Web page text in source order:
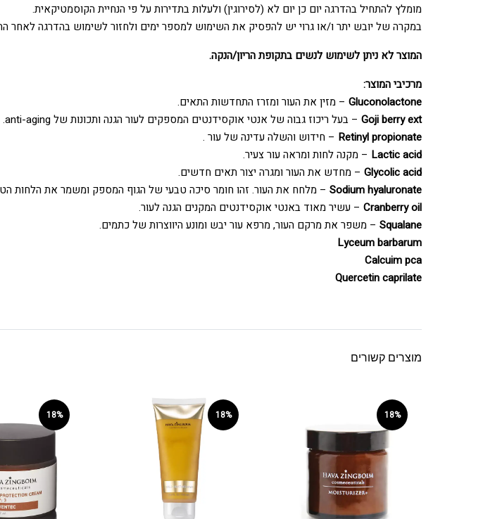
מומלץ להתחיל בהדרגה יום כן יום לא (לסירוגין) ולעלות בתדירות על פי הנחיית הקוסמטיקאית.
במקרה של יובש יתר ו/או גרוי יש להפסיק את השימוש למספר ימים ולחזור לשימוש בהדרגה לאחר
המוצר לא ניתן לשימוש לנשים בתקופת הריון/הנקה.
מרכיבי המוצר:
Gluconolactone – מזין את העור ומזרז התחדשות התאים.
Goji berry ext – בעל ריכוז גבוה של אנטי אוקסידנטים המספקים לעור הגנה ותכונות של anti-aging.
Retinyl propionate – חידוש והשלה עדינה של עור .
Lactic acid – מקנה לחות ומראה עור צעיר.
Glycolic acid – מחדש את העור ומגרה יצור תאים חדשים.
Sodium hyaluronate – מלחח את העור. זהו חומר סיכה טבעי של הגוף המספק ומשמר את הלחות
Cranberry oil – עשיר מאוד באנטי אוקסידנטים המקנים הגנה לעור.
Squalane – משפר את מרקם העור, מרפא עור יבש ומונע היווצרות של כתמים.
Lyceum barbarum
Calcuim pca
Quercetin caprilate
מוצרים קשורים
18%
18%
18%